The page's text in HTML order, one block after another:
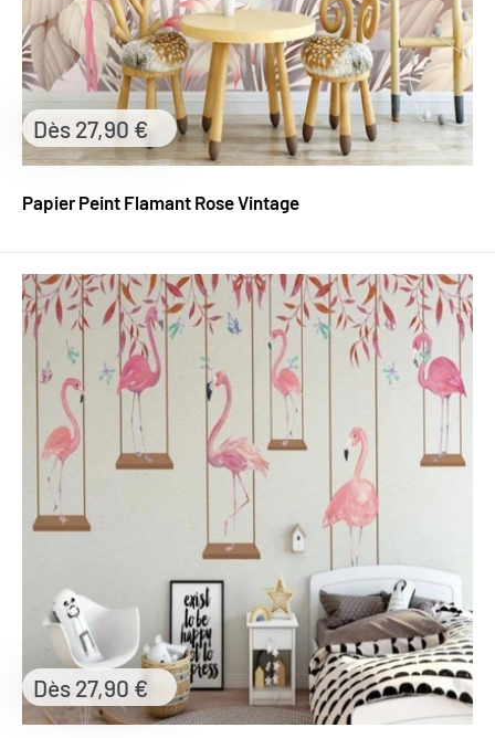
Papier Peint Flamant Rose Vintage
Prix
réduit
Dès 27,90 €
Prix
réduit
Dès 27,90 €